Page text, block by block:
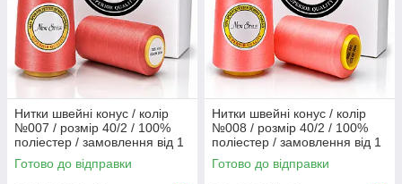
Нитки швейні конус / колір
№007 / розмір 40/2 / 100%
поліестер / замовлення від 1
бобіни
Готово до відправки
Нитки швейні конус / колір
№008 / розмір 40/2 / 100%
поліестер / замовлення від 1
бобіни
Готово до відправки